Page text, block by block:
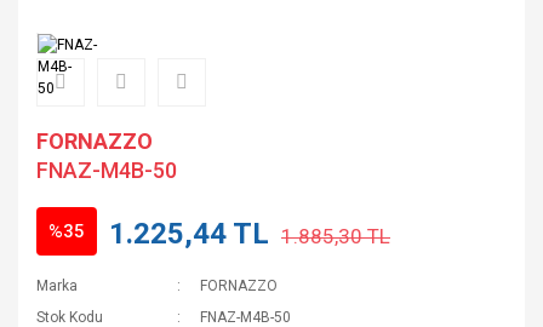
FORNAZZO
FNAZ-M4B-50
%35 1.225,44 TL 1.885,30 TL
Marka
FORNAZZO
Stok Kodu
FNAZ-M4B-50